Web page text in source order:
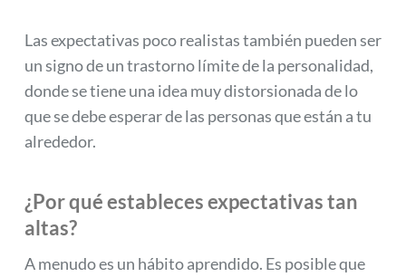
Las expectativas poco realistas también pueden ser
un signo de un trastorno límite de la personalidad,
donde se tiene una idea muy distorsionada de lo
que se debe esperar de las personas que están a tu
alrededor.
¿Por qué estableces expectativas tan
altas?
A menudo es un hábito aprendido. Es posible que